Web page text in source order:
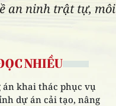
an ninh trật tự, môi
NHIỀU
án khai thác phục vụ
dự án cải tạo, nâng